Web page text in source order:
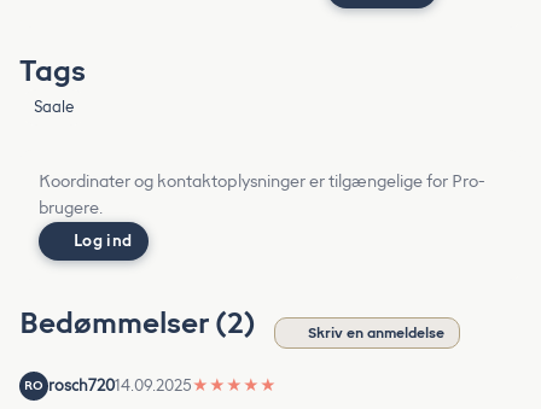
Tags
Saale
Koordinater og kontaktoplysninger er tilgængelige for Pro-
brugere.
Log ind
Bedømmelser (2) Skriv en anmeldelse
RO rosch72014.09.2025★ ★ ★ ★ ★